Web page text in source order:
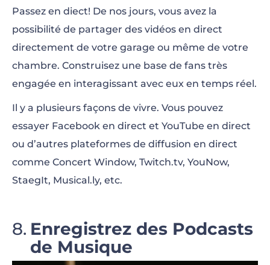
Passez en diect! De nos jours, vous avez la
possibilité de partager des vidéos en direct
directement de votre garage ou même de votre
chambre. Construisez une base de fans très
engagée en interagissant avec eux en temps réel.
Il y a plusieurs façons de vivre. Vous pouvez
essayer Facebook en direct et YouTube en direct
ou d’autres plateformes de diffusion en direct
comme Concert Window, Twitch.tv, YouNow,
StaegIt, Musical.ly, etc.
Enregistrez des Podcasts
de Musique